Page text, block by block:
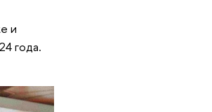
и
года.